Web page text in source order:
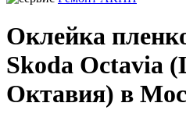
Оклейка
Skoda Octavia
Октавия) в